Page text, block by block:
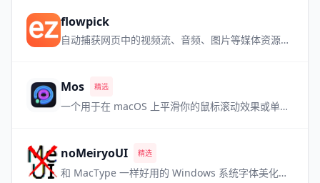
flowpick
自动捕获网页中的视频流、音频、图片等媒体资源，内置播放预览，即嗅即得。
Mos 精选
一个用于在 macOS 上平滑你的鼠标滚动效果或单独设置滚动方向的小工具
noMeiryoUI 精选
和 MacType 一样好用的 Windows 系统字体美化软件，但是更小巧